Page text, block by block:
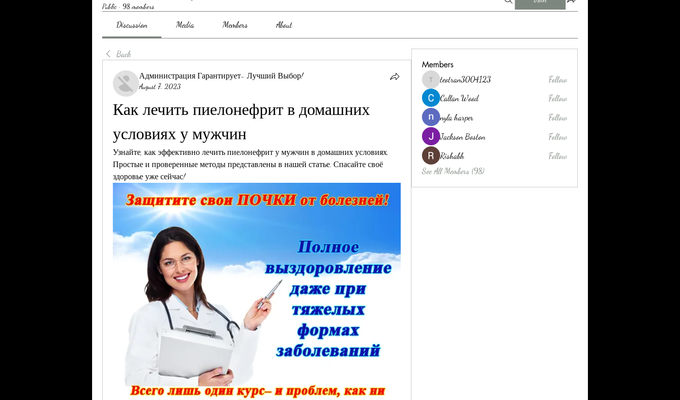
Public · 98 members
Discussion Media Members About
Back
Администрация Гарантирует- Лучший Выбор!
August 7, 2023
Как лечить пиелонефрит в домашних
условиях у мужчин
Узнайте, как эффективно лечить пиелонефрит у мужчин в домашних условиях.
Простые и проверенные методы представлены в нашей статье. Спасайте своё
здоровье уже сейчас!
Members
teotran3004123
teotran3004123
Follow
Callan Wood
Follow
nyla harper
Follow
Jackson Boston
Follow
Rishabh
Follow
See All Members (98)